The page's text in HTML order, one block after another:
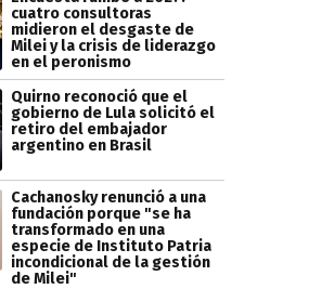
cuatro consultoras
midieron el desgaste de
Milei y la crisis de liderazgo
en el peronismo
Quirno reconoció que el
gobierno de Lula solicitó el
retiro del embajador
argentino en Brasil
Cachanosky renunció a una
fundación porque "se ha
transformado en una
especie de Instituto Patria
incondicional de la gestión
de Milei"